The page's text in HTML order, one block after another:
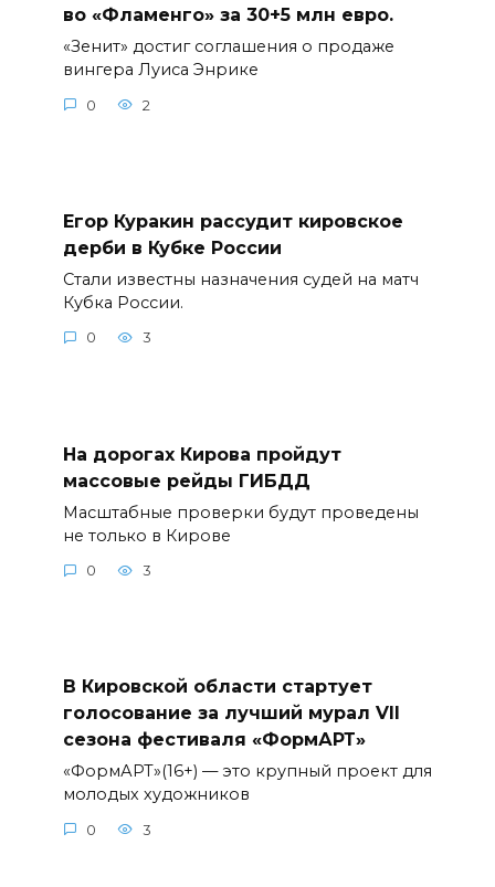
во «Фламенго» за 30+5 млн евро.
«Зенит» достиг соглашения о продаже
вингера Луиса Энрике
0 2
Егор Куракин рассудит кировское
дерби в Кубке России
Стали известны назначения судей на матч
Кубка России.
0 3
На дорогах Кирова пройдут
массовые рейды ГИБДД
Масштабные проверки будут проведены
не только в Кирове
0 3
В Кировской области стартует
голосование за лучший мурал VII
сезона фестиваля «ФормАРТ»
«ФормАРТ»(16+) — это крупный проект для
молодых художников
0 3